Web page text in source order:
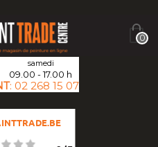
0
samedi
09.00 - 17.00 h
: 02 268 15 07